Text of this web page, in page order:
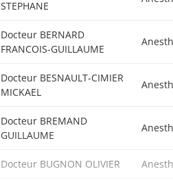
STEPHANE
Docteur BERNARD
FRANCOIS-GUILLAUME
Docteur BESNAULT-CIMIER
MICKAEL
Docteur BREMAND
GUILLAUME
Docteur BUGNON OLIVIER